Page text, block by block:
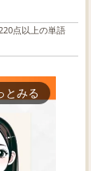
点以上の単語
とみる